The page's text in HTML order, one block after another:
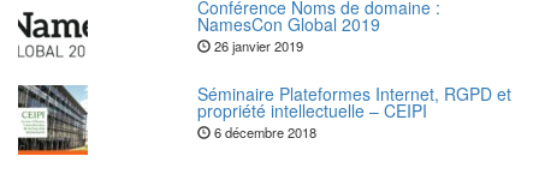
Conférence Noms de domaine :
NamesCon Global 2019
26 janvier 2019
Séminaire Plateformes Internet, RGPD et
propriété intellectuelle – CEIPI
6 décembre 2018